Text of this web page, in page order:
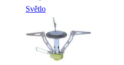
Světlo